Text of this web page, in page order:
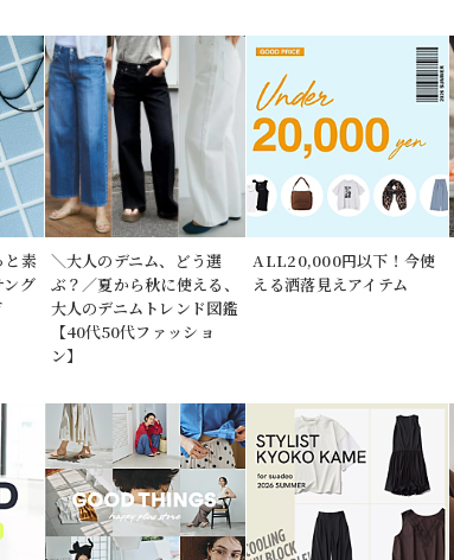
と素
ング
＼大人のデニム、どう選
ぶ？／夏から秋に使える、
大人のデニムトレンド図鑑
【40代50代ファッショ
ン】
ALL20,000円以下！今使
える洒落見えアイテム